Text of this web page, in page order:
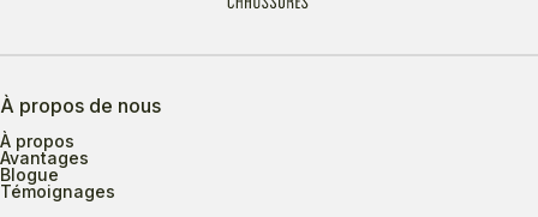
À propos de nous
À propos
Avantages
Blogue
Témoignages